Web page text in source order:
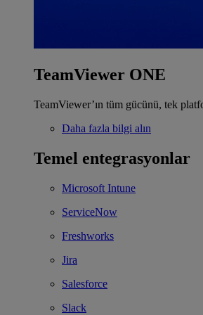
TeamViewer ONE
TeamViewer’ın tüm gücünü, tek
Daha fazla bilgi alın
Temel entegrasyonlar
Microsoft Intune
ServiceNow
Freshworks
Jira
Salesforce
Slack